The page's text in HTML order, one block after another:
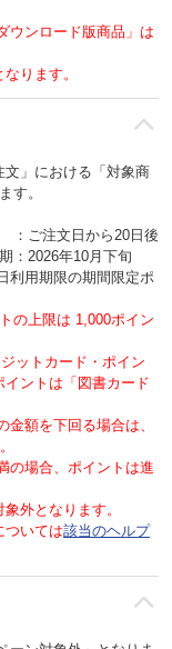
ウンロード版商品」は
ります。
文」における「対象商
す。
ご注文日から20日後
：2026年10月下旬
利用期限の期間限定ポ
の上限は 1,000ポイン
ットカード・ポイン
イントは「図書カード
額を下回る場合は、
の場合、ポイントは進
外となります。
ついては該当のヘルプ